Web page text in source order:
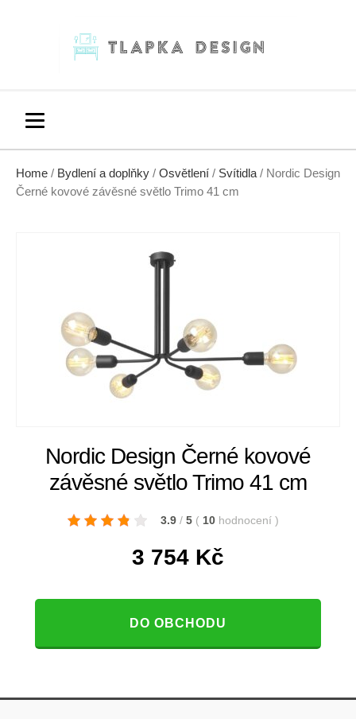
Home / Bydlení a doplňky / Osvětlení / Svítidla / Nordic Design
Černé kovové závěsné světlo Trimo 41 cm
Nordic Design Černé kovové
závěsné světlo Trimo 41 cm
3.9 / 5 ( 10 hodnocení )
3 754 Kč
DO OBCHODU